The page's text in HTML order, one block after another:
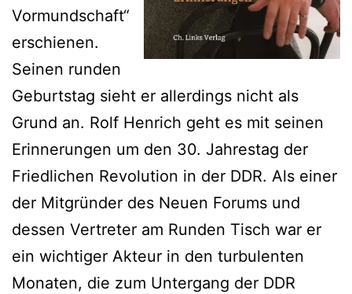
Vormundschaft“
erschienen.
Seinen runden
Geburtstag sieht er allerdings nicht als
Grund an. Rolf Henrich geht es mit seinen
Erinnerungen um den 30. Jahrestag der
Friedlichen Revolution in der DDR. Als einer
der Mitgründer des Neuen Forums und
dessen Vertreter am Runden Tisch war er
ein wichtiger Akteur in den turbulenten
Monaten, die zum Untergang der DDR